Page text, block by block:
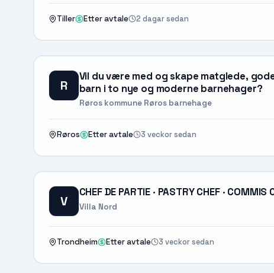
Tiller Etter avtale 2 dagar sedan
R
Vil du være med og skape matglede,
barn i to nye og moderne barnehager?
Røros kommune Røros barnehage
Røros Etter avtale 3 veckor sedan
V
CHEF DE PARTIE · PASTRY CHEF · COMMIS
Villa Nord
Trondheim Etter avtale 3 veckor sedan